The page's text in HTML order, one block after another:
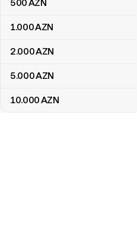
500AZN
1.000AZN
2.000AZN
5.000AZN
10.000AZN